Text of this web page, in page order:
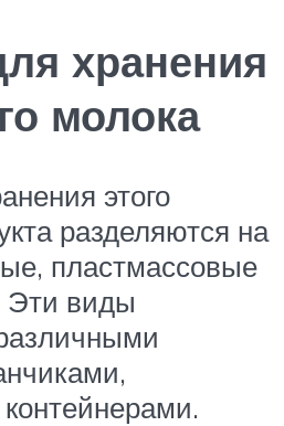
хранения
молока
этого
разделяются на
пластмассовые
Эти виды